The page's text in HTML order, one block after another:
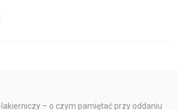
– o czym pamiętać przy oddaniu